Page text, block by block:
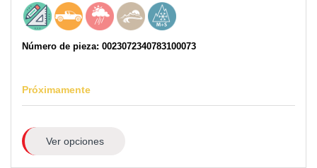
Número de pieza: 0023072340783100073
Próximamente
Ver opciones